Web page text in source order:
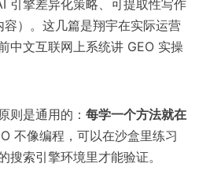
擎差异化策略、可提取性写作
容）。这几篇是翔宇在实际运营
中文互联网上系统讲 GEO 实操
则是通用的： 每学一个方法就在
不像编程，可以在沙盒里练习
索引擎环境里才能验证。